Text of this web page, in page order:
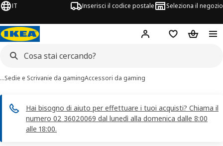
IT Inserisci il codice postale Seleziona il negozio
Hej! AccediLista deiCarrello
…Sedie e Scrivanie da gamingAccessori da gaming
Hai bisogno di aiuto per effettuare i tuoi acquisti? Chiama il
numero 02 36020069 dal lunedì alla domenica dalle 8:00
alle 18:00.